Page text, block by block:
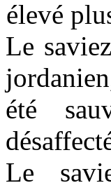
élevé
Le
été
Le